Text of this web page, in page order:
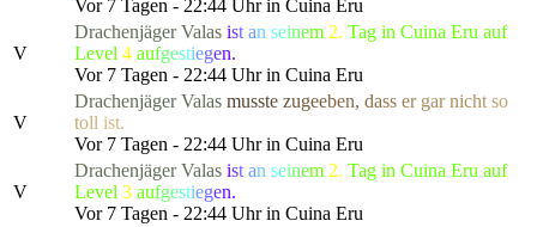
Vor 7 Tagen - 22:44 Uhr in Cuina Eru
V
Drachenjäger Valas ist an seinem 2. Tag in Cuina Eru auf
Level 4 aufgestiegen.
Vor 7 Tagen - 22:44 Uhr in Cuina Eru
V
Drachenjäger Valas musste zugeeben, dass er gar nicht so
toll ist.
Vor 7 Tagen - 22:44 Uhr in Cuina Eru
V
Drachenjäger Valas ist an seinem 2. Tag in Cuina Eru auf
Level 3 aufgestiegen.
Vor 7 Tagen - 22:44 Uhr in Cuina Eru